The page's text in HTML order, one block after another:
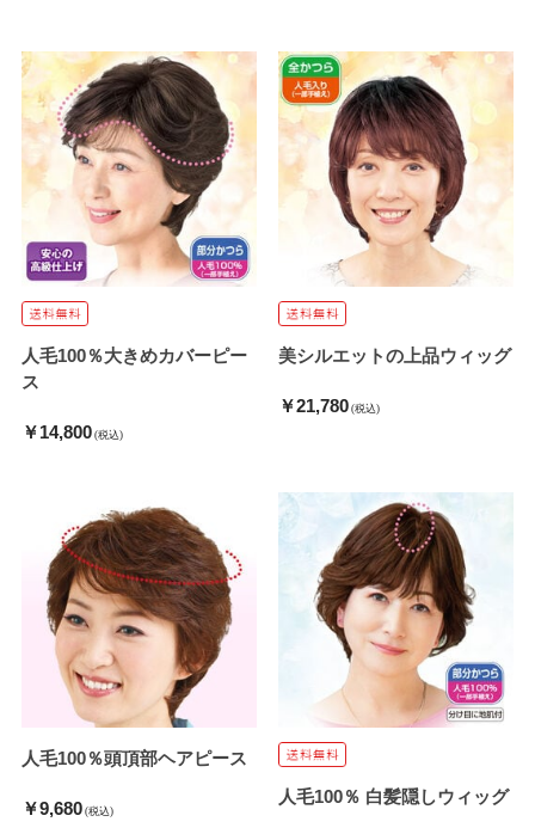
人毛100％大きめカバーピー
ス
￥14,800 (税込)
美シルエットの上品ウィッグ
￥21,780 (税込)
人毛100％頭頂部ヘアピース
￥9,680 (税込)
人毛100％ 白髪隠しウィッグ